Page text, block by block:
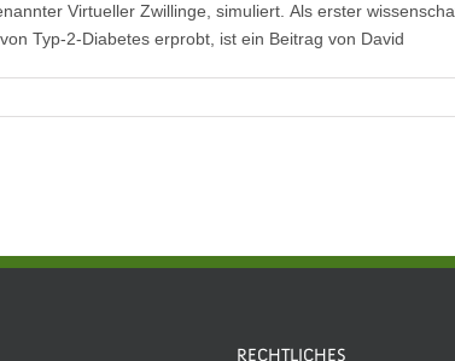
Virtueller Zwillinge, simuliert. Als erster
Typ-2-Diabetes erprobt, ist ein Beitrag von David
RECHTLICHES